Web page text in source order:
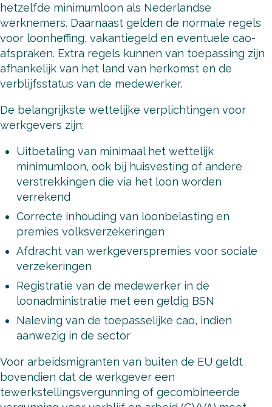
hetzelfde minimumloon als Nederlandse
werknemers. Daarnaast gelden de normale regels
voor loonheffing, vakantiegeld en eventuele cao-
afspraken. Extra regels kunnen van toepassing zijn
afhankelijk van het land van herkomst en de
verblijfsstatus van de medewerker.
De belangrijkste wettelijke verplichtingen voor
werkgevers zijn:
Uitbetaling van minimaal het wettelijk
minimumloon, ook bij huisvesting of andere
verstrekkingen die via het loon worden
verrekend
Correcte inhouding van loonbelasting en
premies volksverzekeringen
Afdracht van werkgeverspremies voor sociale
verzekeringen
Registratie van de medewerker in de
loonadministratie met een geldig BSN
Naleving van de toepasselijke cao, indien
aanwezig in de sector
Voor arbeidsmigranten van buiten de EU geldt
bovendien dat de werkgever een
tewerkstellingsvergunning of gecombineerde